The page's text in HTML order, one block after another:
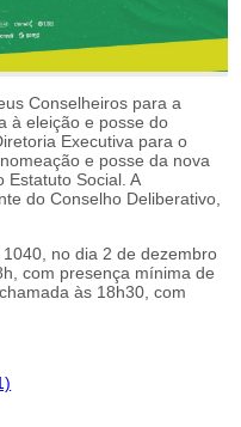
Conselheiros para a
à eleição e posse do
Executiva para o
e posse da nova
Estatuto Social. A
do Conselho Deliberativo,
no dia 2 de dezembro
com presença mínima de
às 18h30, com